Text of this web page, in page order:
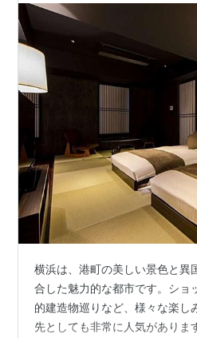
横浜は、港町の美しい景色と異
合した魅力的な都市です。ショ
的建造物巡りなど、様々な楽し
先としても非常に人気がありま